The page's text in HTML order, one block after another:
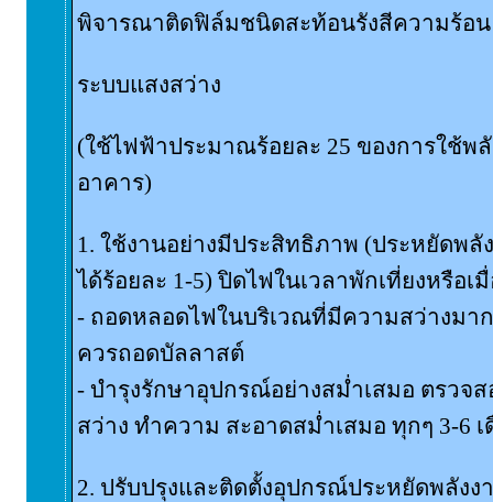
พิจารณาติดฟิล์มชนิดสะท้อนรังสีความร้อน
ระบบแสงสว่าง
(ใช้ไฟฟ้าประมาณร้อยละ 25 ของการใช้พ
อาคาร)
1. ใช้งานอย่างมีประสิทธิภาพ (ประหยัดพลั
ได้ร้อยละ 1-5) ปิดไฟในเวลาพักเที่ยงหรือเ
- ถอดหลอดไฟในบริเวณที่มีความสว่างมา
ควรถอดบัลลาสต์
- บำรุงรักษาอุปกรณ์อย่างสม่ำเสมอ ตรวจ
สว่าง ทำความ สะอาดสม่ำเสมอ ทุกๆ 3-6 เ
2. ปรับปรุงและติดตั้งอุปกรณ์ประหยัดพลังง